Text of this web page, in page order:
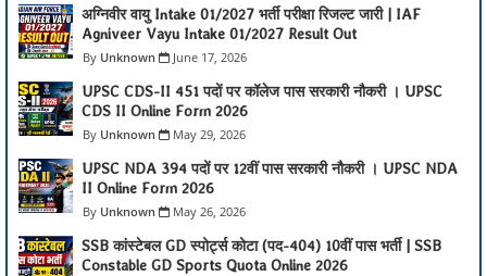
अग्निवीर वायु Intake 01/2027 भर्ती परीक्षा रिजल्ट जारी | IAF
Agniveer Vayu Intake 01/2027 Result Out
Unknown June 17, 2026
UPSC CDS-II 451 पदों पर कॉलेज पास सरकारी नौकरी । UPSC
CDS II Online Form 2026
Unknown May 29, 2026
UPSC NDA 394 पदों पर 12वीं पास सरकारी नौकरी । UPSC NDA
II Online Form 2026
Unknown May 26, 2026
SSB कांस्टेबल GD स्पोर्ट्स कोटा (पद-404) 10वीं पास भर्ती | SSB
Constable GD Sports Quota Online 2026